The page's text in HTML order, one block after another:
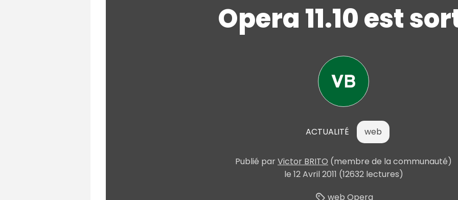
Opera 11.10 est
ACTUALITÉ web
Publié parVictor BRITO (membre de la communauté)
le 12 Avril 2011 (12632 lectures)
web Opera